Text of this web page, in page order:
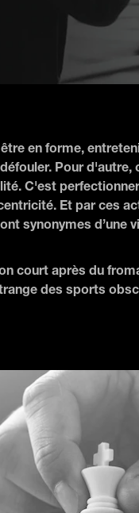
en forme,
Pour d'autre,
C'est
Et par ces
synonymes d’une
court après du
des sports